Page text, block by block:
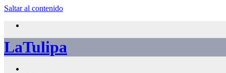
Saltar al contenido
LaTulipa